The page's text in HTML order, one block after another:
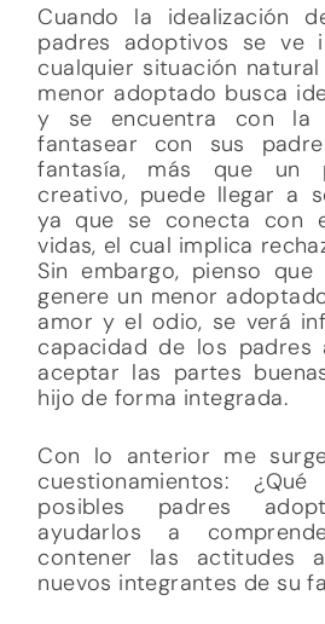
Cuando la idealización
padres adoptivos se ve
cualquier situación
menor adoptado busca
y se encuentra con la
fantasear con sus
fantasía, más que un
creativo, puede llegar a
ya que se conecta con
vidas, el cual implica
Sin embargo, pienso
genere un menor
amor y el odio, se verá
capacidad de los padres
aceptar las partes
hijo de forma integrada.
Con lo anterior me
cuestionamientos:
posibles padres
ayudarlos a
contener las actitudes
nuevos integrantes de su